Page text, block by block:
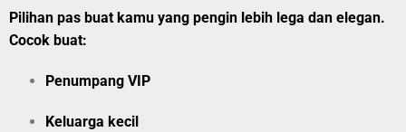
Pilihan pas buat kamu yang pengin lebih lega dan elegan.
Cocok buat:
Penumpang VIP
Keluarga kecil